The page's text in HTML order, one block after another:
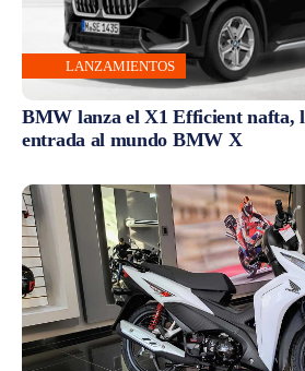
LANZAMIENTOS
BMW lanza el X1 Efficient nafta,
entrada al mundo BMW X